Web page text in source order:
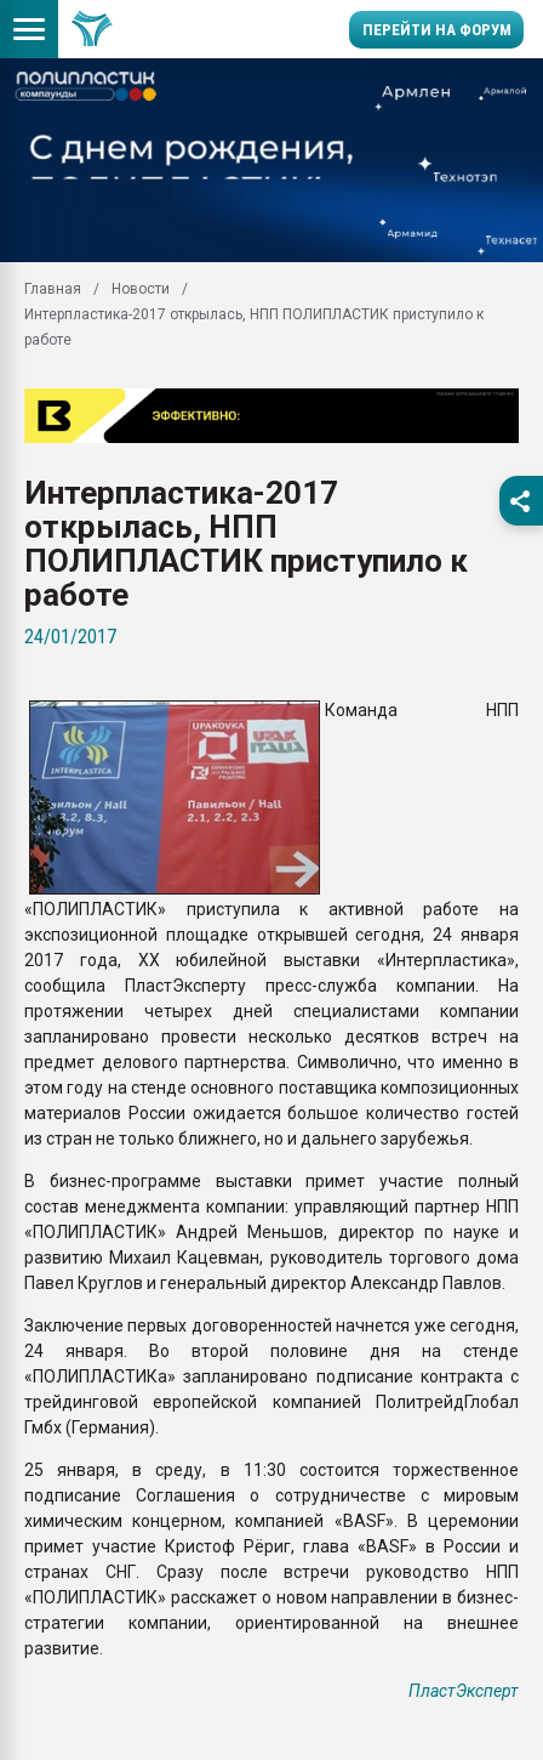
ПЕРЕЙТИ НА ФОРУМ
пластмасс
ситуацией на
Продам отходы
Armaloy PC/ABS-1IM
26.07.2022 "Сибирский
покупка, обмен
Главная
Новости
Интерпластика-2017 открылась, НПП ПОЛИПЛАСТИК приступило к
работе
Интерпластика-2017
открылась, НПП
ПОЛИПЛАСТИК приступило к
работе
24/01/2017
Команда НПП
«ПОЛИПЛАСТИК» приступила к активной работе на
экспозиционной площадке открывшей сегодня, 24 января
2017 года, ХХ юбилейной выставки «Интерпластика»,
сообщила ПластЭксперту пресс-служба компании. На
протяжении четырех дней специалистами компании
запланировано провести несколько десятков встреч на
предмет делового партнерства. Символично, что именно в
этом году на стенде основного поставщика композиционных
материалов России ожидается большое количество гостей
из стран не только ближнего, но и дальнего зарубежья.
В бизнес-программе выставки примет участие полный
состав менеджмента компании: управляющий партнер НПП
«ПОЛИПЛАСТИК» Андрей Меньшов, директор по науке и
развитию Михаил Кацевман, руководитель торгового дома
Павел Круглов и генеральный директор Александр Павлов.
Заключение первых договоренностей начнется уже сегодня,
24 января. Во второй половине дня на стенде
«ПОЛИПЛАСТИКа» запланировано подписание контракта с
трейдинговой европейской компанией ПолитрейдГлобал
Гмбх (Германия).
25 января, в среду, в 11:30 состоится торжественное
подписание Соглашения о сотрудничестве с мировым
химическим концерном, компанией «BASF». В церемонии
примет участие Кристоф Рёриг, глава «BASF» в России и
странах СНГ. Сразу после встречи руководство НПП
«ПОЛИПЛАСТИК» расскажет о новом направлении в бизнес-
стратегии компании, ориентированной на внешнее
развитие.
ПластЭксперт